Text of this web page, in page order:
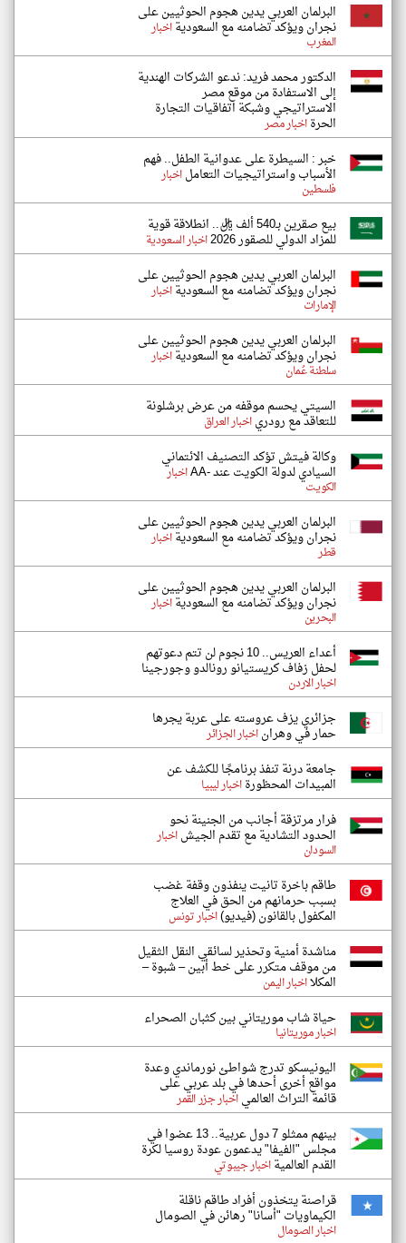
البرلمان العربي يدين هجوم الحوثيين على
نجران ويؤكد تضامنه مع السعوديةاخبار
المغرب
الدكتور محمد فريد: ندعو الشركات الهندية
إلى الاستفادة من موقع مصر
الاستراتيجي وشبكة اتفاقيات التجارة
الحرةاخبار مصر
خبر : السيطرة على عدوانية الطفل.. فهم
الأسباب واستراتيجيات التعاملاخبار
فلسطين
بيع صقرين بـ540 ألف ريال.. انطلاقة قوية
للمزاد الدولي للصقور 2026 اخبار السعودية
البرلمان العربي يدين هجوم الحوثيين على
نجران ويؤكد تضامنه مع السعوديةاخبار
الإمارات
البرلمان العربي يدين هجوم الحوثيين على
نجران ويؤكد تضامنه مع السعوديةاخبار
سلطنة عُمان
السيتي يحسم موقفه من عرض برشلونة
للتعاقد مع رودرياخبار العراق
وكالة فيتش تؤكد التصنيف الائتماني
السيادي لدولة الكويت عند -AA اخبار
الكويت
البرلمان العربي يدين هجوم الحوثيين على
نجران ويؤكد تضامنه مع السعوديةاخبار
قطر
البرلمان العربي يدين هجوم الحوثيين على
نجران ويؤكد تضامنه مع السعوديةاخبار
البحرين
أعداء العريس.. 10 نجوم لن تتم دعوتهم
لحفل زفاف كريستيانو رونالدو وجورجينا
اخبار الاردن
جزائري يزف عروسته على عربة يجرها
حمار في وهراناخبار الجزائر
جامعة درنة تنفذ برنامجًا للكشف عن
المبيدات المحظورةاخبار ليبيا
فرار مرتزقة أجانب من الجنينة نحو
الحدود التشادية مع تقدم الجيشاخبار
السودان
طاقم باخرة تانيت ينفذون وقفة غضب
بسبب حرمانهم من الحق في العلاج
المكفول بالقانون (فيديو)اخبار تونس
مناشدة أمنية وتحذير لسائقي النقل الثقيل
من موقف متكرر على خط أبين – شبوة –
المكلااخبار اليمن
حياة شاب موريتاني بين كثبان الصحراء
اخبار موريتانيا
اليونيسكو تدرج شواطئ نورماندي وعدة
مواقع أخرى أحدها في بلد عربي على
قائمة التراث العالمياخبار جزر القمر
بينهم ممثلو 7 دول عربية.. 13 عضوا في
مجلس "الفيفا" يدعمون عودة روسيا لكرة
القدم العالميةاخبار جيبوتي
قراصنة يتخذون أفراد طاقم ناقلة
الكيماويات "أسانا" رهائن في الصومال
اخبار الصومال